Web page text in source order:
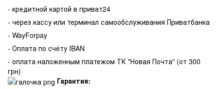
- кредитной картой в приват24
- через кассу или терминал самообслуживания Приватбанка
- WayForpay
- Оплата по счёту IBAN
- оплата наложенным платежом ТК "Новая Почта" (от 300
грн)
Гарантия: